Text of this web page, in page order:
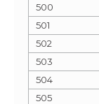
500
501
502
503
504
505